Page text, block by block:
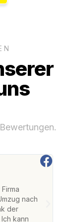
nach
der
kann